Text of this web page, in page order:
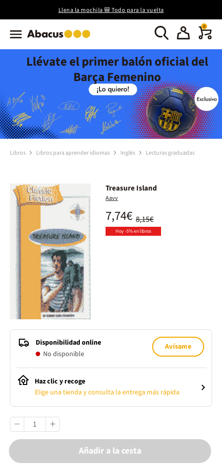
Llena la mochila 🎒 Todo para la vuelta
0
Llévate el primer balón oficial del
Barça Femenino
Libros Libros para aprender idiomas Inglés Lecturas graduadas
Treasure Island
Aavv
8,15€
7,74€
Hoy -5% en libros
Disponibilidad online
No disponible
Avísame
Haz clic y recoge
Elige una tienda y consulta la entrega más rápida
Añadir a la cesta